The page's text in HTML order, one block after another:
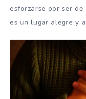
esforzarse por ser
es un lugar alegre y